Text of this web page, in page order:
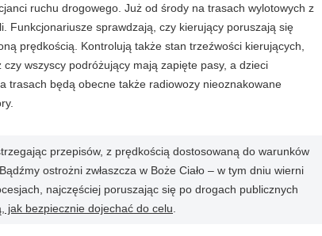
ruchu drogowego. Już od środy na trasach wylotowych z
Funkcjonariusze sprawdzają, czy kierujący poruszają się
prędkością. Kontrolują także stan trzeźwości kierujących,
wszyscy podróżujący mają zapięte pasy, a dzieci
trasach będą obecne także radiowozy nieoznakowane
przepisów, z prędkością dostosowaną do warunków
ostrożni zwłaszcza w Boże Ciało – w tym dniu wierni
najczęściej poruszając się po drogach publicznych
jak bezpiecznie dojechać do celu